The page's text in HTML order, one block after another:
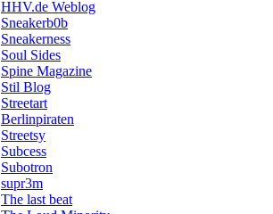
HHV.de Weblog
Sneakerb0b
Sneakerness
Soul Sides
Spine Magazine
Stil Blog
Streetart
Berlinpiraten
Streetsy
Subcess
Subotron
supr3m
The last beat